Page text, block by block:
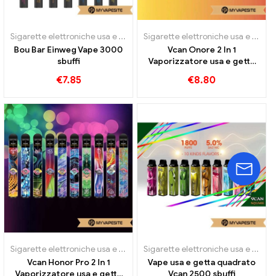
Sigarette elettroniche usa e getta
Bou Bar Einweg Vape 3000
sbuffi
€7.85
Sigarette elettroniche usa e getta
Vcan Onore 2 In 1
Vaporizzatore usa e getta
€8.80
Sigarette elettroniche usa e getta
Vcan Honor Pro 2 In 1
Vaporizzatore usa e getta
Sigarette elettroniche usa e getta
Vape usa e getta quadrato
Vcan 2500 sbuffi